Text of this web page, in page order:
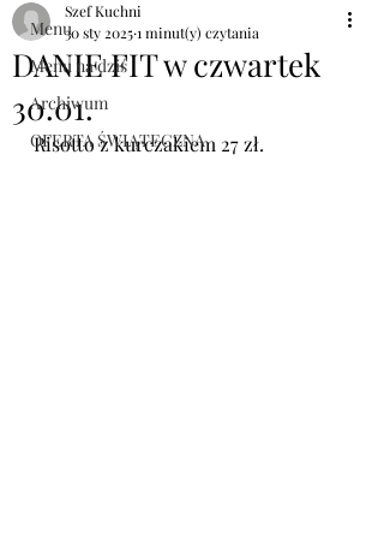
Menu
Menu na dziś
Archiwum
OFERTA ŚWIĄTECZNA
DANIE FIT w czwartek
30.01.
Szef Kuchni
30 sty 20251 minut(y) czytania
Risotto z kurczakiem 27 zł.